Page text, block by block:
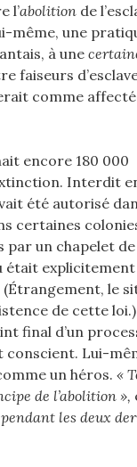
l’abolition de
même, une
à une
faiseurs
comme
encore 180 000
Interdit
été autorisé
certaines
par un chapelet de
était
le
de cette
final d’un
Lui-
un héros. «
de l’abolition »,
les deux